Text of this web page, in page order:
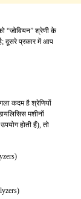
“जोवियन” श्रेणी के
दूसरे प्रकार में आप
कदम है श्रेणियों
मशीनों
होती हैं), तो